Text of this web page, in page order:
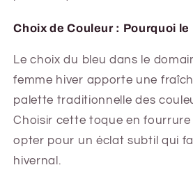
Choix de Couleur : Pourquoi le
Le choix du bleu dans le
femme hiver apporte une
palette traditionnelle des
Choisir cette toque en fourrure
opter pour un éclat subtil qui
hivernal.